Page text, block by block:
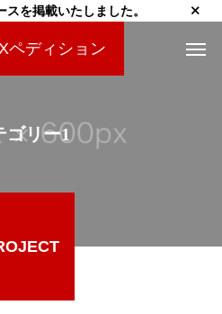
を掲載いたしました。
ペディション
ゴリー1